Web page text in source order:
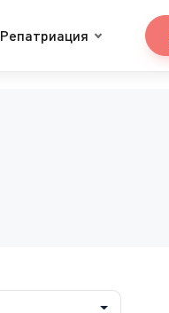
Репатриация